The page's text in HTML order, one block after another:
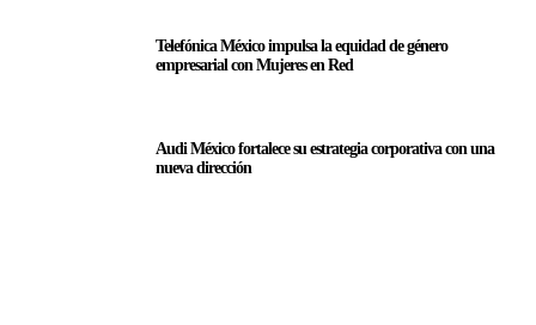
Telefónica México impulsa la equidad de género
empresarial con Mujeres en Red
Audi México fortalece su estrategia corporativa con una
nueva dirección